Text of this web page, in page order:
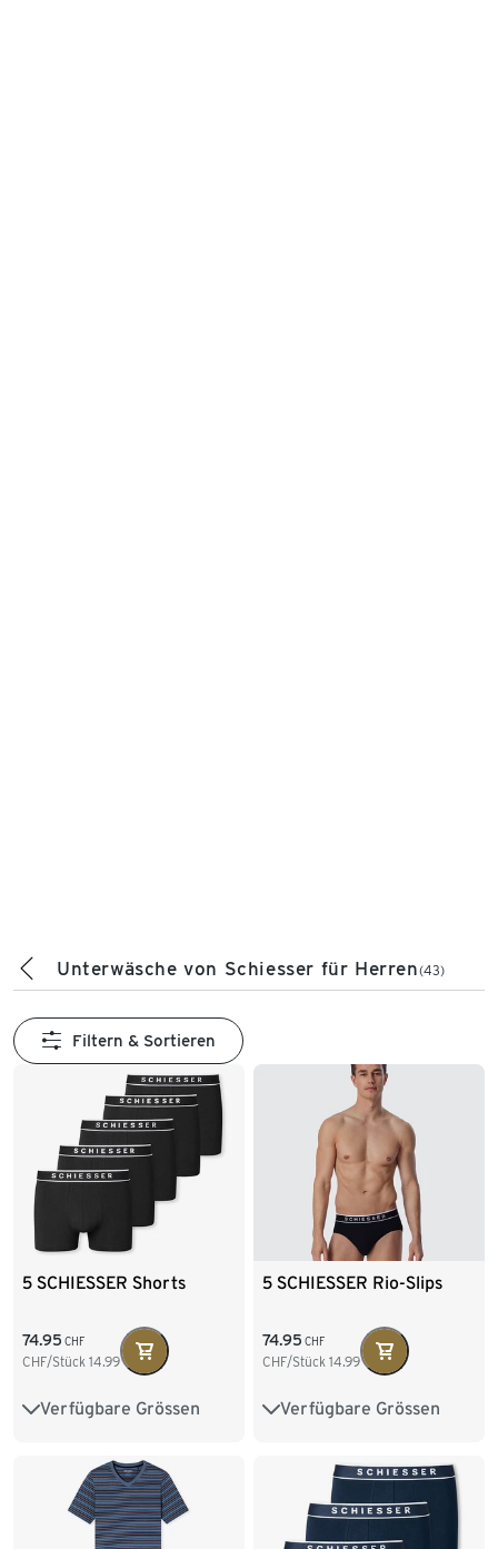
Unterwäsche von Schiesser für Herren(43)
Filtern & Sortieren
5 SCHIESSER Shorts
74.95 CHF
CHF/Stück 14.99
Verfügbare Grössen
S/4 M/5 L/6
XXL/8
5 SCHIESSER Rio-Slips
74.95 CHF
CHF/Stück 14.99
Verfügbare Grössen
M/5 L/6 XL/7